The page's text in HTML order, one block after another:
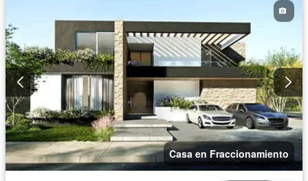
Casa en Fraccionamiento